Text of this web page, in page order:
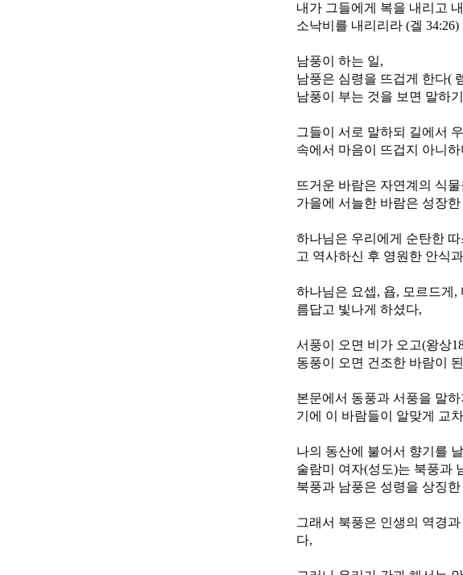
내가 그들에게 복을 내리고
소낙비를 내리리라 (겔 34:26)
남풍이 하는 일,
남풍은 심령을 뜨겁게 한다(
남풍이 부는 것을 보면 말하
그들이 서로 말하되 길에서
속에서 마음이 뜨겁지 아니하
뜨거운 바람은 자연계의 식
가을에 서늘한 바람은 성장
하나님은 우리에게 순탄한
고 역사하신 후 영원한 안식
하나님은 요셉, 욥, 모르드게
름답고 빛나게 하셨다,
서풍이 오면 비가 오고(왕상
동풍이 오면 건조한 바람이
본문에서 동풍과 서풍을 말
기에 이 바람들이 알맞게 교
나의 동산에 불어서 향기를
술람미 여자(성도)는 북풍과
북풍과 남풍은 성령을 상징
그래서 북풍은 인생의 역경
다,